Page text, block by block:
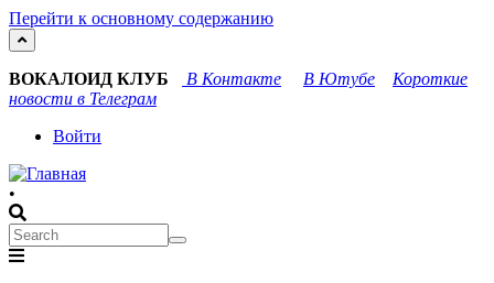
Перейти к основному содержанию
ВОКАЛОИД КЛУБ В Контакте В Ютубе
Короткие
новости в Телеграм
User
account
menu
Войти
•
Search
Search